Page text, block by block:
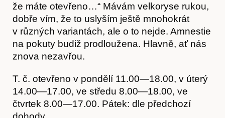
Obchod
že máte otevřeno…“ Mávám velkoryse rukou,
dobře vím, že to uslyším ještě mnohokrát
v různých variantách, ale o to nejde. Amnestie
na pokuty budiž prodloužena. Hlavně, ať nás
znova nezavřou.
T. č. otevřeno v pondělí 11.00—18.00, v úterý
14.00—17.00, ve středu 8.00—18.00, ve
čtvrtek 8.00—17.00. Pátek: dle předchozí